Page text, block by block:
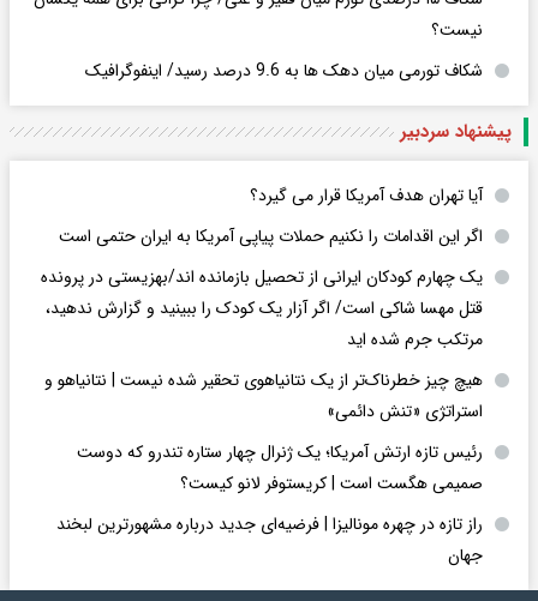
نیست؟
شکاف تورمی میان دهک ها به 9.6 درصد رسید/ اینفوگرافیک
پیشنهاد سردبیر
آیا تهران هدف آمریکا قرار می گیرد؟
اگر این اقدامات را نکنیم حملات پیاپی آمریکا به ایران حتمی است
یک چهارم کودکان ایرانی از تحصیل بازمانده اند/بهزیستی در پرونده
قتل مهسا شاکی است/ اگر آزار یک کودک را ببینید و گزارش ندهید،
مرتکب جرم شده اید
هیچ چیز خطرناک‌تر از یک نتانیاهوی تحقیر شده نیست | نتانیاهو و
استراتژی «تنش دائمی»
رئیس تازه ارتش آمریکا؛ یک ژنرال چهار ستاره تندرو که دوست
صمیمی هگست است | کریستوفر لانو کیست؟
راز تازه در چهره مونالیزا | فرضیه‌ای جدید درباره مشهورترین لبخند
جهان